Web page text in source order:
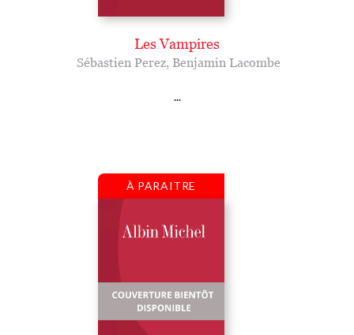
Les Vampires
Sébastien Perez, Benjamin Lacombe
...
À PARAITRE